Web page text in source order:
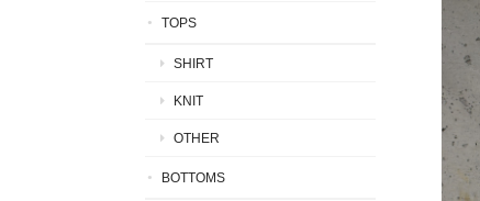
TOPS
SHIRT
KNIT
OTHER
BOTTOMS